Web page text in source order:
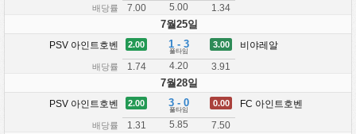
배당률 7.00 5.00 1.34
7월25일
PSV 아인트호벤
배당률
2.00
1.74
1 - 3
풀타임
4.20
3.00
3.91
비야레알
7월28일
PSV 아인트호벤
배당률
2.00
1.31
3 - 0
풀타임
5.85
0.00
7.50
FC 아인트호벤